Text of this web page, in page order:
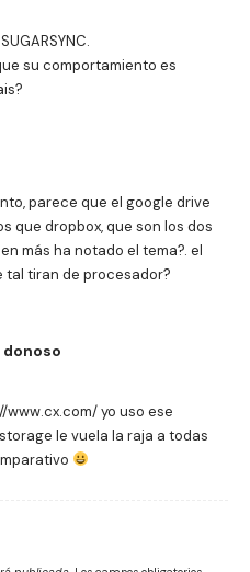
su comportamiento es
parece que el google drive
que dropbox, que son los dos
más ha notado el tema?. el
tal tiran de procesador?
donoso
www.cx.com/yo uso ese
le vuela la raja a todas